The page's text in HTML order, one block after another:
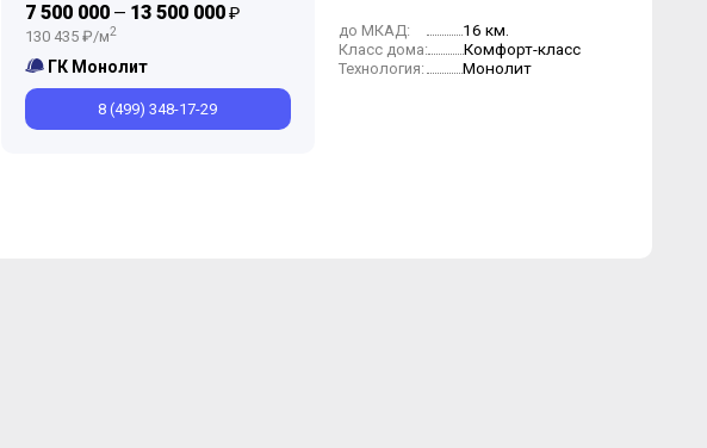
7 500 000— 13 500 000₽
130 435 ₽/м2
ГК Монолит
8 (499) 348-17-29
до МКАД: 16 км.
Класс дома: Комфорт-класс
Технология: Монолит